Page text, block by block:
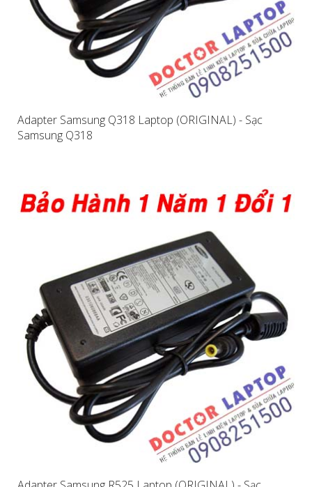
Adapter Samsung Q318 Laptop (ORIGINAL) - Sạc
Samsung Q318